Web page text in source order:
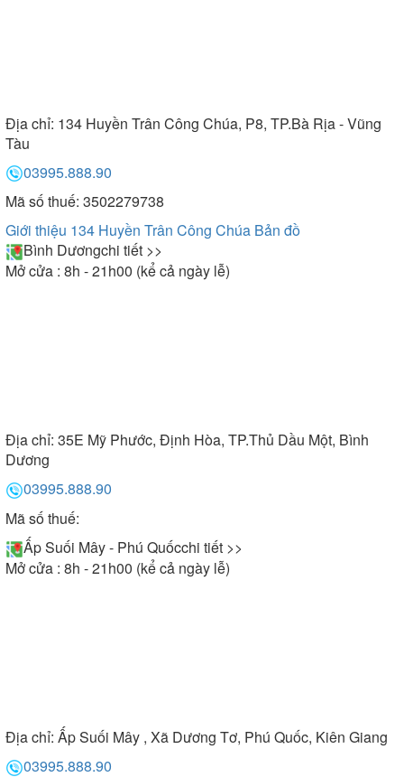
Địa chỉ: 134 Huyền Trân Công Chúa, P8, TP.Bà Rịa - Vũng
Tàu
03995.888.90
Mã số thuế: 3502279738
Giới thiệu 134 Huyền Trân Công Chúa Bản đồ
Bình Dươngchi tiết >>
Mở cửa : 8h - 21h00 (kể cả ngày lễ)
Địa chỉ: 35E Mỹ Phước, Định Hòa, TP.Thủ Dầu Một, Bình
Dương
03995.888.90
Mã số thuế:
Ấp Suối Mây - Phú Quốcchi tiết >>
Mở cửa : 8h - 21h00 (kể cả ngày lễ)
Địa chỉ: Ấp Suối Mây , Xã Dương Tơ, Phú Quốc, Kiên Giang
03995.888.90